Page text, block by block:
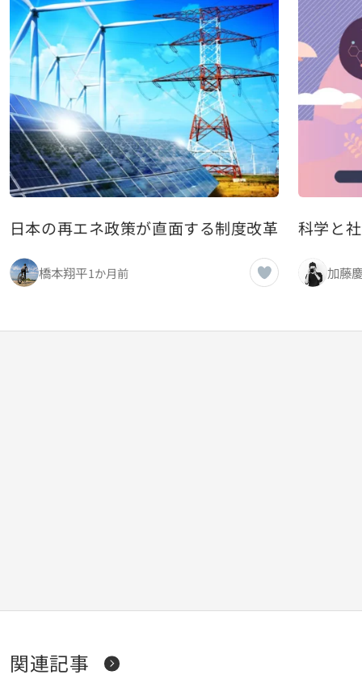
日本の再エネ政策が直面する制度改革の必要性
橋本翔平1か月前
科学と
加藤
関連記事